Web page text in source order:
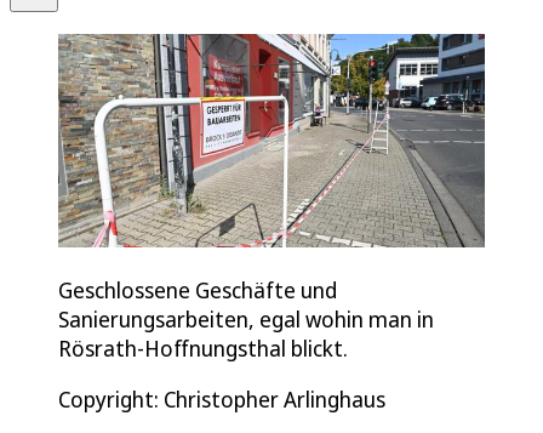
Geschlossene Geschäfte und
Sanierungsarbeiten, egal wohin man in
Rösrath-Hoffnungsthal blickt.
Copyright: Christopher Arlinghaus